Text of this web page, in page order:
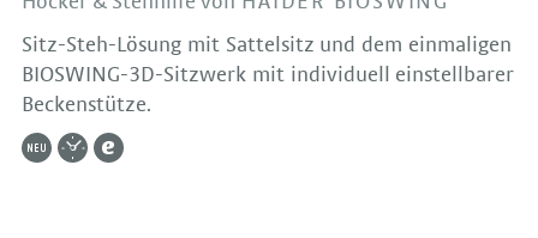
Sitz-Steh-Lösung mit Sattelsitz und dem einmaligen
BIOSWING-3D-Sitzwerk mit individuell einstellbarer
Beckenstütze.